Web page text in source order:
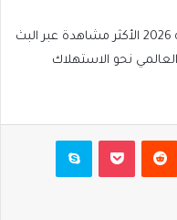
وفي ظل هذا الزخم، يُتوقع أن تكون نسخة 2026 الأكثر مشاهدة عبر البث
نحو الاستهلاك
بوكيت سكايب